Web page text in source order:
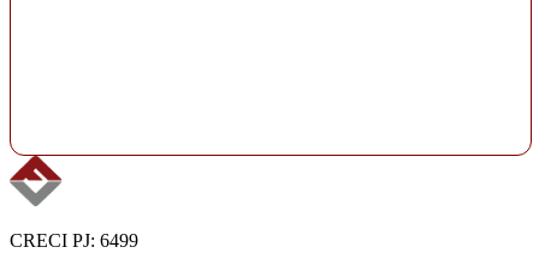
CRECI PJ: 6499